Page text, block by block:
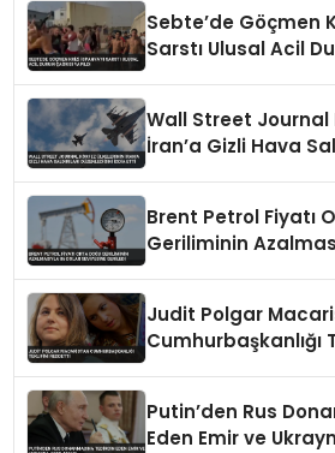
Sebte’de Göçmen
Sarstı Ulusal Acil
Wall Street Journal
İran’a Gizli Hava
Brent Petrol Fiyatı
Geriliminin
Judit Polgar
Putin’den Rus
Eden Emir ve